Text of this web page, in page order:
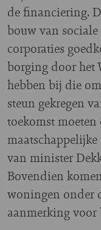
de financiering.
bouw van
corporaties
borging door het
hebben bij die
steun gekregen
toekomst
van minister
Bovendien
woningen onder
aanmerking voor